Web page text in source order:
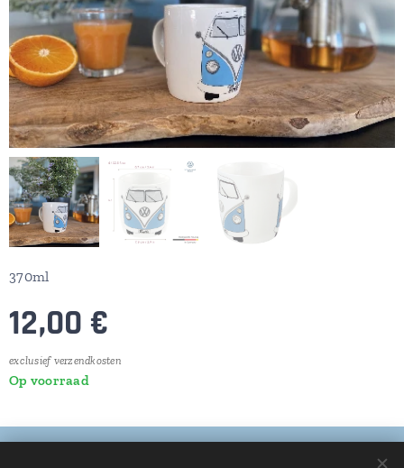
370ml
12,00 €
exclusief verzendkosten
Op voorraad